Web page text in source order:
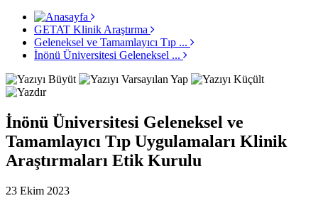
GETAT Klinik Araştırma
Geleneksel ve Tamamlayıcı Tıp ...
İnönü Üniversitesi Geleneksel ...
İnönü Üniversitesi Geleneksel ve
Tamamlayıcı Tıp Uygulamaları Klinik
Araştırmaları Etik Kurulu
23 Ekim 2023